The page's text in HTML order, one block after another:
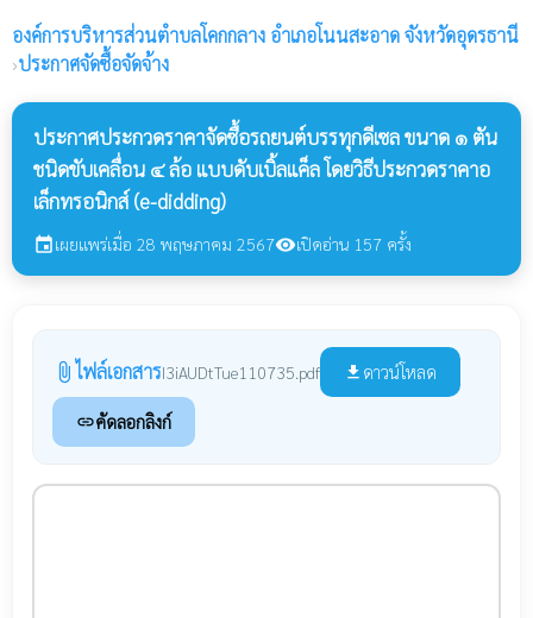
องค์การบริหารส่วนตำบลโคกกลาง อำเภอโนนสะอาด จังหวัดอุดรธานี
›ประกาศจัดซื้อจัดจ้าง
ประกาศประกวดราคาจัดซื้อรถยนต์บรรทุกดีเซล ขนาด ๑ ตัน
ชนิดขับเคลื่อน ๔ ล้อ แบบดับเบิ้ลแค็ล โดยวิธีประกวดราคาอ
เล็กทรอนิกส์ (e-didding)
eventเผยแพร่เมื่อ 28 พฤษภาคม 2567visibilityเปิดอ่าน 157 ครั้ง
attach_file ไฟล์เอกสารI3iAUDtTue110735.pdf file_download ดาวน์โหลด
linkคัดลอกลิงก์